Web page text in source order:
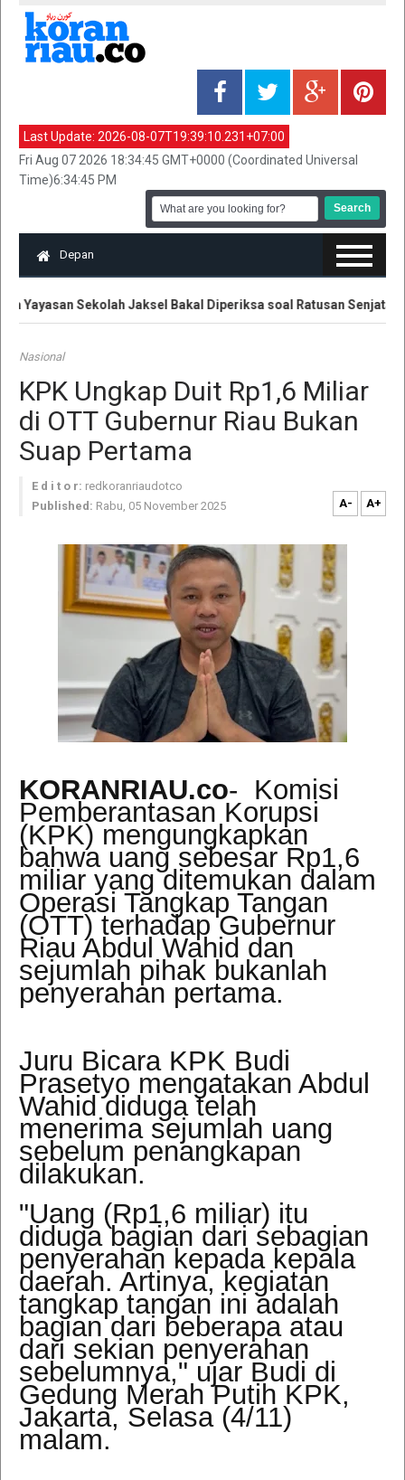
Last Update: 2026-08-07T19:39:10.231+07:00
Fri Aug 07 2026 18:34:45 GMT+0000 (Coordinated Universal
Time)6:34:45 PM
Depan
Yayasan Sekolah Jaksel Bakal Diperiksa soal Ratusan Senjata
Nasional
KPK Ungkap Duit Rp1,6 Miliar
di OTT Gubernur Riau Bukan
Suap Pertama
E d i t o r: redkoranriaudotco
Published: Rabu, 05 November 2025 A- A+
KORANRIAU.co- Komisi
Pemberantasan Korupsi
(KPK) mengungkapkan
bahwa uang sebesar Rp1,6
miliar yang ditemukan dalam
Operasi Tangkap Tangan
(OTT) terhadap Gubernur
Riau Abdul Wahid dan
sejumlah pihak bukanlah
penyerahan pertama.
Juru Bicara KPK Budi
Prasetyo mengatakan Abdul
Wahid diduga telah
menerima sejumlah uang
sebelum penangkapan
dilakukan.
"Uang (Rp1,6 miliar) itu
diduga bagian dari sebagian
penyerahan kepada kepala
daerah. Artinya, kegiatan
tangkap tangan ini adalah
bagian dari beberapa atau
dari sekian penyerahan
sebelumnya," ujar Budi di
Gedung Merah Putih KPK,
Jakarta, Selasa (4/11)
malam.